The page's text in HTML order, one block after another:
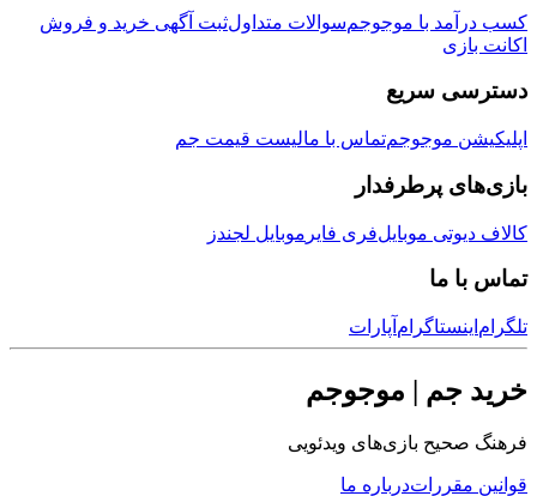
با موجوجم سوالات متداولثبت آگهی خرید و فروش
سریع
موجوجم تماس با مالیست قیمت جم
پرطرفدار
موبایلفری فایرموبایل لجندز
ما
آپارات
جم | موجوجم
بازی‌های ویدئویی
درباره ما